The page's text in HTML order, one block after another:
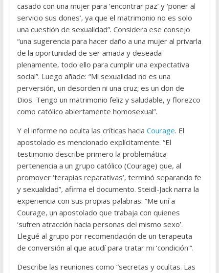
casado con una mujer para ‘encontrar paz’ y ‘poner al
servicio sus dones’, ya que el matrimonio no es solo
una cuestión de sexualidad”. Considera ese consejo
“una sugerencia para hacer daño a una mujer al privarla
de la oportunidad de ser amada y deseada
plenamente, todo ello para cumplir una expectativa
social”. Luego añade: “Mi sexualidad no es una
perversión, un desorden ni una cruz; es un don de
Dios. Tengo un matrimonio feliz y saludable, y florezco
como católico abiertamente homosexual”.
Y el informe no oculta las críticas hacia Courage. El
apostolado es mencionado explícitamente. “El
testimonio describe primero la problemática
pertenencia a un grupo católico (Courage) que, al
promover ‘terapias reparativas’, terminó separando fe
y sexualidad”, afirma el documento. Steidl-Jack narra la
experiencia con sus propias palabras: “Me uní a
Courage, un apostolado que trabaja con quienes
‘sufren atracción hacia personas del mismo sexo’.
Llegué al grupo por recomendación de un terapeuta
de conversión al que acudí para tratar mi ‘condición'”.
Describe las reuniones como “secretas y ocultas. Las